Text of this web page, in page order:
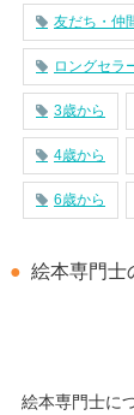
友だち・仲
ロングセラ
3歳から
4歳から
6歳から
絵本専門士
絵本専門士に